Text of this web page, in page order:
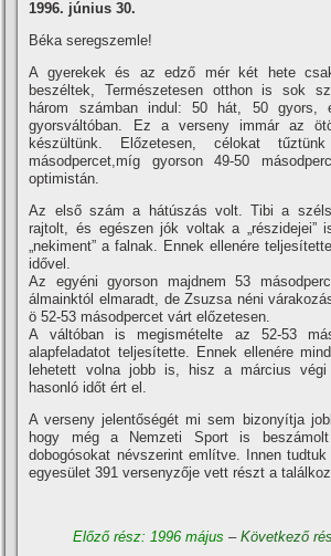
1996. június 30.
Béka seregszemle!
A gyerekek és az edző mér két hete
beszéltek, Természetesen otthon is sok
három számban indul: 50 hát, 50 gyors,
gyorsváltóban. Ez a verseny immár az
készültünk. Előzetesen, célokat
másodpercet,mí­g gyorson 49-50
optimistán.
Az első szám a hátúszás volt. Tibi a
rajtolt, és egészen jók voltak a „részidejei”
„nekiment” a falnak. Ennek ellenére
idővel.
Az egyéni gyorson majdnem 53
álmainktól elmaradt, de Zsuzsa néni
ö 52-53 másodpercet várt előzetesen.
A váltóban is megismételte az 52-53
alapfeladatot teljesí­tette. Ennek ellenére
lehetett volna jobb is, hisz a március végi
hasonló időt ért el.
A verseny jelentőségét mi sem bizonyí­tja
hogy még a Nemzeti Sport is
dobogósokat névszerint emlí­tve. Innen
egyesület 391 versenyzője vett részt a
Előző rész: 1996 május – Következő